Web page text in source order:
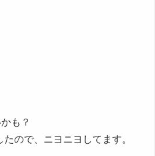
も？
ので、ニヨニヨしてます。